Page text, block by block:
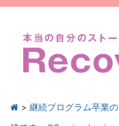
> 継続プログラム卒業